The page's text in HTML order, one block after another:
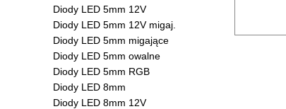
Diody LED 5mm 12V
Diody LED 5mm 12V migaj.
Diody LED 5mm migające
Diody LED 5mm owalne
Diody LED 5mm RGB
Diody LED 8mm
Diody LED 8mm 12V